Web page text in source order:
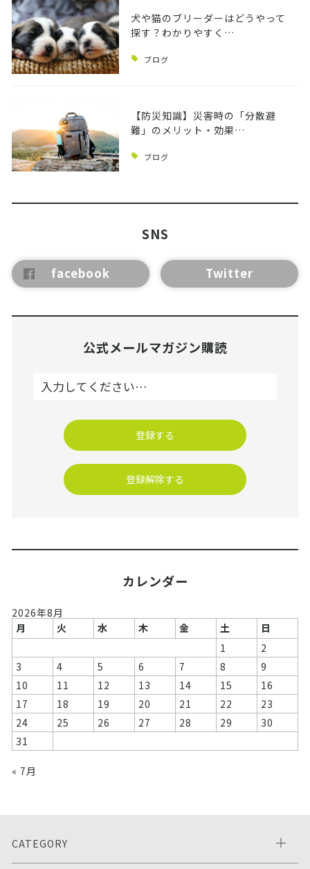
犬や猫のブリーダーはどうやって
探す？わかりやすく…
ブログ
【防災知識】災害時の「分散避
難」のメリット・効果…
ブログ
SNS
facebook Twitter
公式メールマガジン購読
カレンダー
2026年8月
月
火 水 木 金 土
日
1
2
3
4 5 6 7 8
9
10
11 12 13 14 15
16
17
18 19 20 21 22
23
24
25 26 27 28 29
30
31
« 7月
CATEGORY